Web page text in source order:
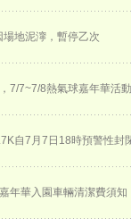
地泥濘，暫停乙次
7/7~7/8熱氣球嘉年華活
自7月7日18時預警性封
年華入園車輛清潔費須知